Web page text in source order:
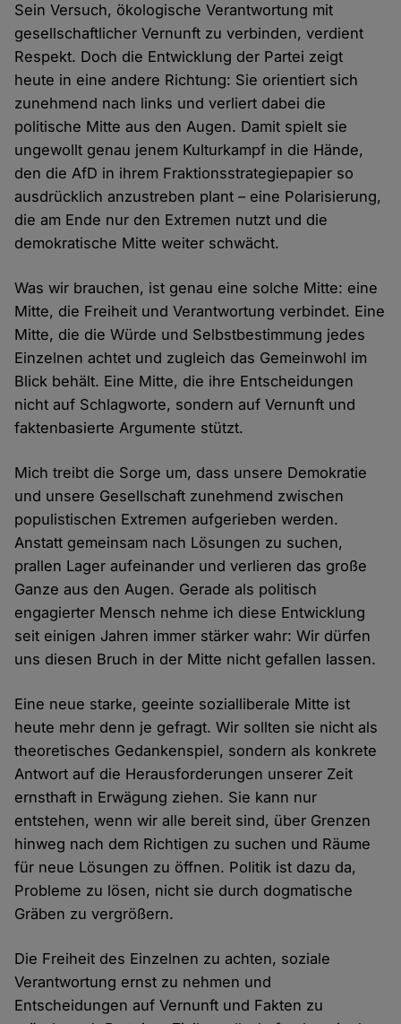
Sein Versuch, ökologische Verantwortung mit
gesellschaftlicher Vernunft zu verbinden, verdient
Respekt. Doch die Entwicklung der Partei zeigt
heute in eine andere Richtung: Sie orientiert sich
zunehmend nach links und verliert dabei die
politische Mitte aus den Augen. Damit spielt sie
ungewollt genau jenem Kulturkampf in die Hände,
den die AfD in ihrem Fraktionsstrategiepapier so
ausdrücklich anzustreben plant – eine Polarisierung,
die am Ende nur den Extremen nutzt und die
demokratische Mitte weiter schwächt.
Was wir brauchen, ist genau eine solche Mitte: eine
Mitte, die Freiheit und Verantwortung verbindet. Eine
Mitte, die die Würde und Selbstbestimmung jedes
Einzelnen achtet und zugleich das Gemeinwohl im
Blick behält. Eine Mitte, die ihre Entscheidungen
nicht auf Schlagworte, sondern auf Vernunft und
faktenbasierte Argumente stützt.
Mich treibt die Sorge um, dass unsere Demokratie
und unsere Gesellschaft zunehmend zwischen
populistischen Extremen aufgerieben werden.
Anstatt gemeinsam nach Lösungen zu suchen,
prallen Lager aufeinander und verlieren das große
Ganze aus den Augen. Gerade als politisch
engagierter Mensch nehme ich diese Entwicklung
seit einigen Jahren immer stärker wahr: Wir dürfen
uns diesen Bruch in der Mitte nicht gefallen lassen.
Eine neue starke, geeinte sozialliberale Mitte ist
heute mehr denn je gefragt. Wir sollten sie nicht als
theoretisches Gedankenspiel, sondern als konkrete
Antwort auf die Herausforderungen unserer Zeit
ernsthaft in Erwägung ziehen. Sie kann nur
entstehen, wenn wir alle bereit sind, über Grenzen
hinweg nach dem Richtigen zu suchen und Räume
für neue Lösungen zu öffnen. Politik ist dazu da,
Probleme zu lösen, nicht sie durch dogmatische
Gräben zu vergrößern.
Die Freiheit des Einzelnen zu achten, soziale
Verantwortung ernst zu nehmen und
Entscheidungen auf Vernunft und Fakten zu